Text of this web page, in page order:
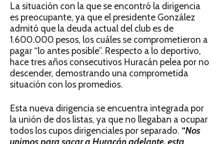
La situación con la que se encontró la dirigencia
es preocupante, ya que el presidente González
admitó que la deuda actual del club es de
1.600.000 pesos, los cuáles se comprometieron a
pagar “lo antes posible”. Respecto a lo deportivo,
hace tres años consecutivos Huracán pelea por no
descender, demostrando una comprometida
situación con los promedios.
Esta nueva dirigencia se encuentra integrada por
la unión de dos listas, ya que no llegaban a ocupar
todos los cupos dirigenciales por separado. “Nos